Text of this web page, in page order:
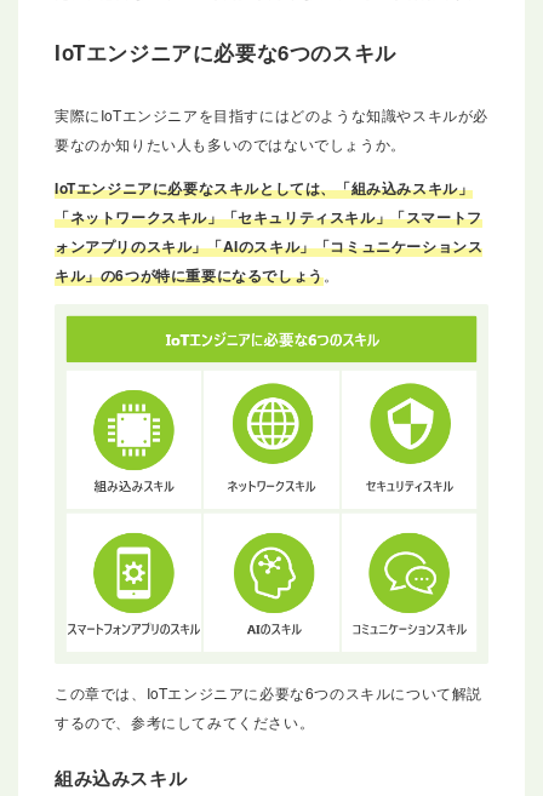
IoTエンジニアに必要な6つのスキル
実際にIoTエンジニアを目指すにはどのような知識やスキルが必
要なのか知りたい人も多いのではないでしょうか。
IoTエンジニアに必要なスキルとしては、「組み込みスキル」
「ネットワークスキル」「セキュリティスキル」「スマートフ
ォンアプリのスキル」「AIのスキル」「コミュニケーションス
キル」の6つが特に重要になるでしょう。
この章では、IoTエンジニアに必要な6つのスキルについて解説
するので、参考にしてみてください。
組み込みスキル